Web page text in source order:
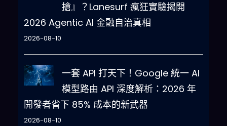
搶』？Lanesurf 瘋狂實驗揭開
2026 Agentic AI 金融自治真相
2026-08-10
一套 API 打天下！Google 統一 AI
模型路由 API 深度解析：2026 年
開發者省下 85% 成本的新武器
2026-08-10